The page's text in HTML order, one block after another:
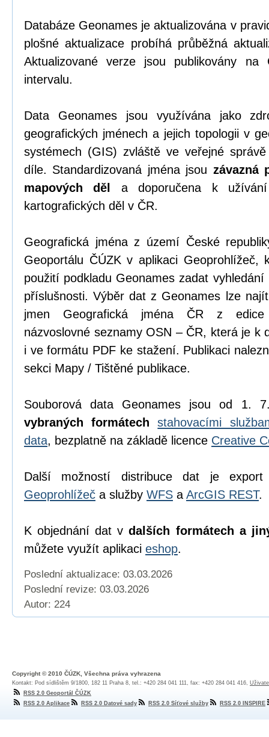
Databáze Geonames je aktualizována v
plošné aktualizace probíhá průběžná
Aktualizované verze jsou publikovány na
intervalu.
Data Geonames jsou využívána jako
geografických jménech a jejich topologii v
systémech (GIS) zvláště ve veřejné
díle. Standardizovaná jména jsou závazná
mapových děl
a doporučena k užívání
kartografických děl v ČR.
Geografická jména z území České
Geoportálu ČÚZK v aplikaci Geoprohlížeč,
použití podkladu Geonames zadat
příslušnosti. Výběr dat z Geonames lze
jmen Geografická jména ČR z edice
názvoslovné seznamy OSN – ČR, která je k
i ve formátu PDF ke stažení. Publikaci
sekci Mapy / Tištěné publikace.
Souborová data Geonames jsou od 1.
vybraných formátech
stahovacími
data, bezplatně na základě licence Creative
Další možností distribuce dat je
Geoprohlížeč a služby WFS a ArcGIS REST.
K objednání dat vdalších formátech a
můžete využít aplikaci eshop.
Poslední aktualizace: 03.03.2026
Poslední revize: 03.03.2026
Autor: 224
Copyright © 2010 ČÚZK, Všechna práva vyhrazena
Kontakt: Pod sídlištěm 9/1800, 182 11 Praha 8, tel.: +420 284 041 111, fax: +420 284 041 416,
RSS 2.0 Geoportál ČÚZK
RSS 2.0 Aplikace
RSS 2.0 Datové sady RSS 2.0 Síťové služby RSS 2.0 INSPIRE